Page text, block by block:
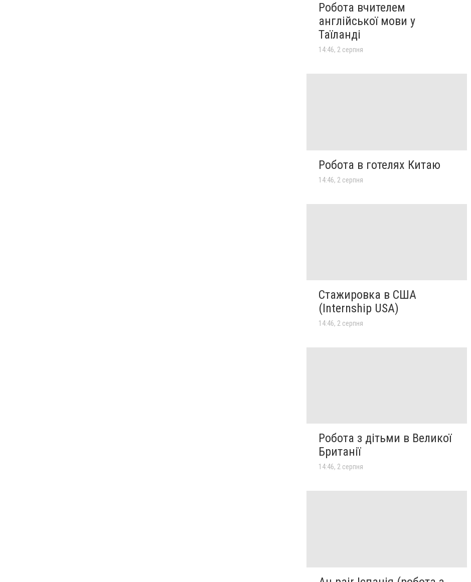
Робота вчителем
англійської мови у
Таїланді
14:46, 2 серпня
Робота в готелях Китаю
14:46, 2 серпня
Стажировка в США
(Internship USA)
14:46, 2 серпня
Робота з дітьми в Великої
Британії
14:46, 2 серпня